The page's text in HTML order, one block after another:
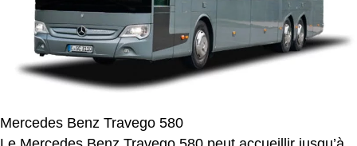
Mercedes Benz Travego 580